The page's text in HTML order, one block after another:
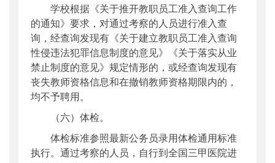
学校根据《关于推开教职员工准入查询工作
的通知》要求，对通过考察的人员进行准入查
询，经查询发现有《关于建立教职员工准入查询
性侵违法犯罪信息制度的意见》《关于落实从业
禁止制度的意见》规定情形的，或经查询发现有
丧失教师资格信息和在撤销教师资格期限内的，
均不予聘用。
（六）体检。
体检标准参照最新公务员录用体检通用标准
执行。通过考察的人员，自行到全国三甲医院进